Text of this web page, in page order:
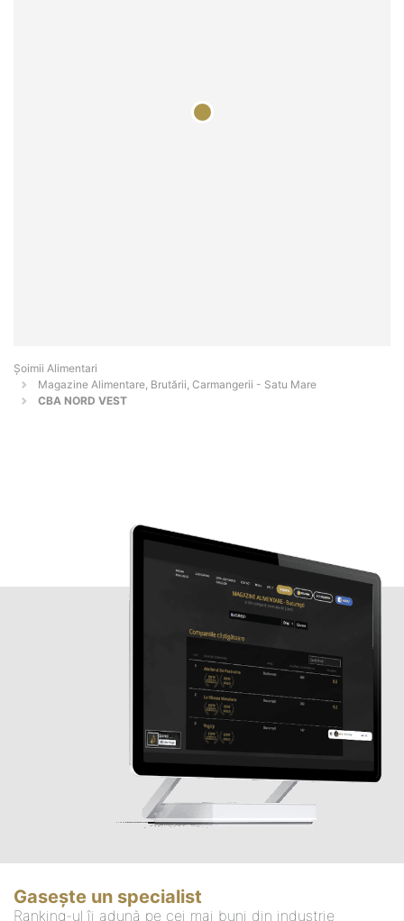
Şoimii Alimentari
Magazine Alimentare, Brutării, Carmangerii - Satu Mare
CBA NORD VEST
Gasește un specialist
Ranking-ul îi adună pe cei mai buni din industrie